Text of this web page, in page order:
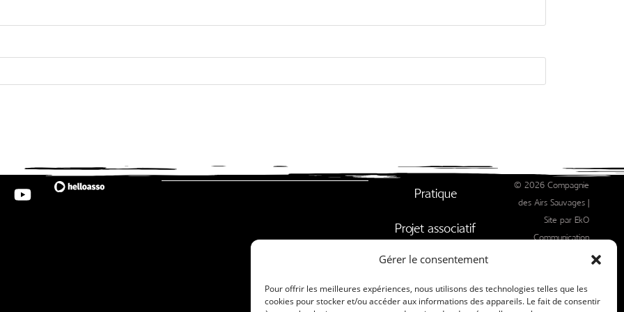
Gérer le consentement
Pour offrir les meilleures expériences, nous utilisons des technologies telles que les
cookies pour stocker et/ou accéder aux informations des appareils. Le fait de consentir
Pratique
Projet associatif
Conditions
© 2026 Compagnie
des Airs Sauvages |
Site par EkO
Communication